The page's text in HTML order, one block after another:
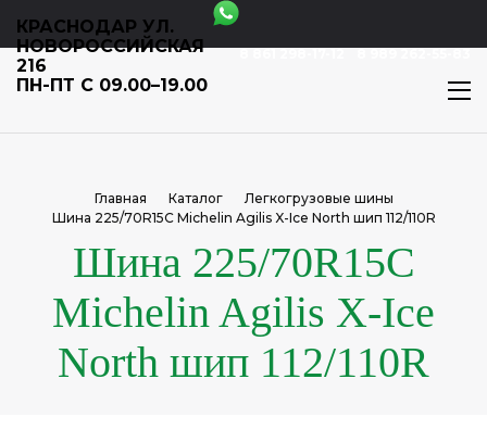
КРАСНОДАР УЛ.
НОВОРОССИЙСКАЯ
216
ПН-ПТ С 09.00–19.00
8 861 298-17-12 8 989 262-55-83
Главная Каталог
Легкогрузовые шины
Шина 225/70R15C Michelin Agilis X-Ice North шип 112/110R
Шина 225/70R15C
Michelin Agilis X-Ice
North шип 112/110R